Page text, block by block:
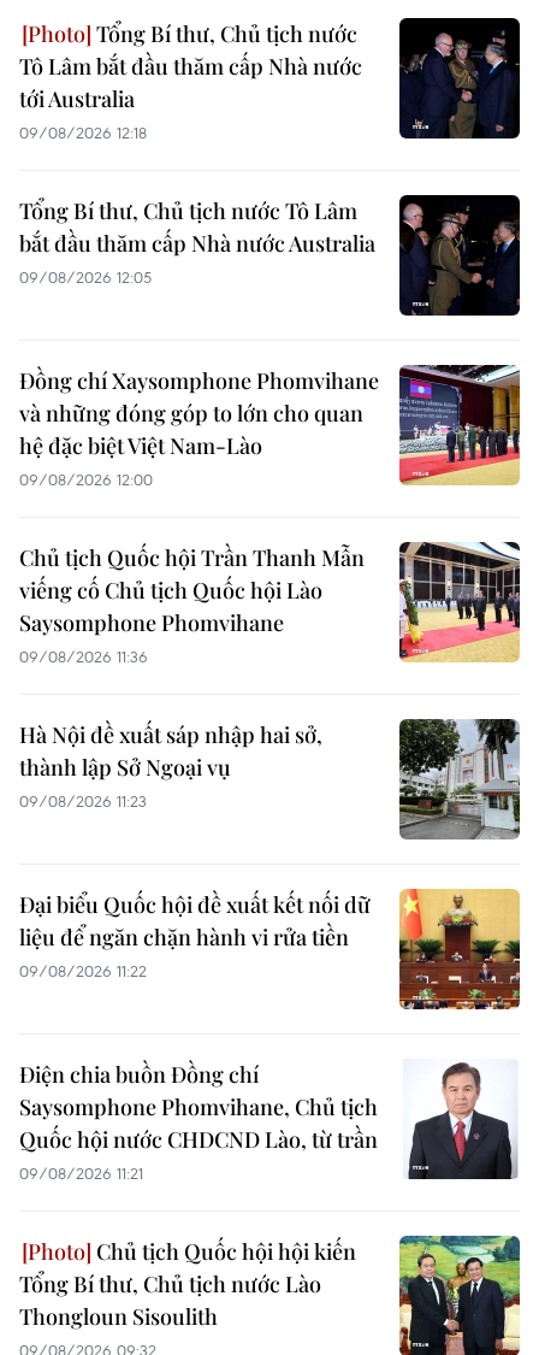
Tổng Bí thư, Chủ tịch nước
Tô Lâm bắt đầu thăm cấp Nhà nước
tới Australia
09/08/2026 12:18
Tổng Bí thư, Chủ tịch nước Tô Lâm
bắt đầu thăm cấp Nhà nước Australia
09/08/2026 12:05
Đồng chí Xaysomphone Phomvihane
và những đóng góp to lớn cho quan
hệ đặc biệt Việt Nam-Lào
09/08/2026 12:00
Chủ tịch Quốc hội Trần Thanh Mẫn
viếng cố Chủ tịch Quốc hội Lào
Saysomphone Phomvihane
09/08/2026 11:36
Hà Nội đề xuất sáp nhập hai sở,
thành lập Sở Ngoại vụ
09/08/2026 11:23
Đại biểu Quốc hội đề xuất kết nối dữ
liệu để ngăn chặn hành vi rửa tiền
09/08/2026 11:22
Điện chia buồn Đồng chí
Saysomphone Phomvihane, Chủ tịch
Quốc hội nước CHDCND Lào, từ trần
09/08/2026 11:21
Chủ tịch Quốc hội hội kiến
Tổng Bí thư, Chủ tịch nước Lào
Thongloun Sisoulith
09/08/2026 09:32